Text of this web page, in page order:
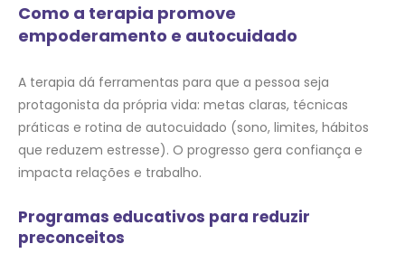
Como a terapia promove
empoderamento e autocuidado
A terapia dá ferramentas para que a pessoa seja
protagonista da própria vida: metas claras, técnicas
práticas e rotina de autocuidado (sono, limites, hábitos
que reduzem estresse). O progresso gera confiança e
impacta relações e trabalho.
Programas educativos para reduzir
preconceitos